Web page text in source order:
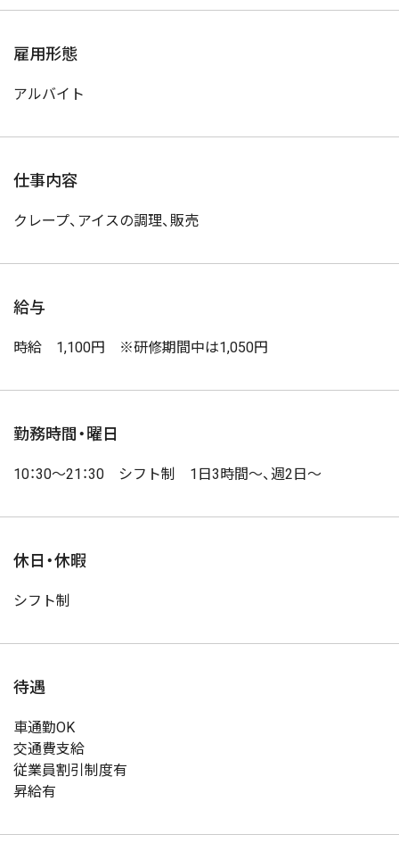
雇用形態
アルバイト
仕事内容
クレープ、アイスの調理、販売
給与
時給 1,100円 ※研修期間中は1,050円
勤務時間・曜日
10：30～21：30 シフト制 1日3時間～、週2日～
休日・休暇
シフト制
待遇
車通勤OK
交通費支給
従業員割引制度有
昇給有